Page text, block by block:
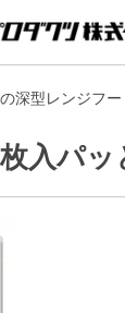
深型レンジフ
入パ